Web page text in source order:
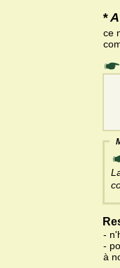
*
ce
-
-
à